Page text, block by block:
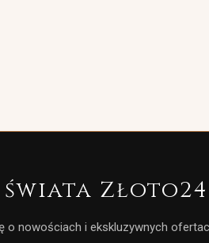
Złoto24
o nowościach i ekskluzywnych